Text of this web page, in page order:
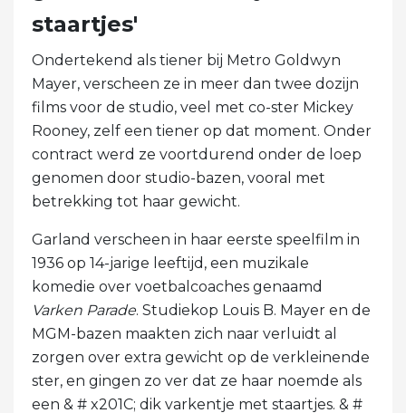
staartjes'
Ondertekend als tiener bij Metro Goldwyn
Mayer, verscheen ze in meer dan twee dozijn
films voor de studio, veel met co-ster Mickey
Rooney, zelf een tiener op dat moment. Onder
contract werd ze voortdurend onder de loep
genomen door studio-bazen, vooral met
betrekking tot haar gewicht.
Garland verscheen in haar eerste speelfilm in
1936 op 14-jarige leeftijd, een muzikale
komedie over voetbalcoaches genaamd
Varken Parade. Studiekop Louis B. Mayer en de
MGM-bazen maakten zich naar verluidt al
zorgen over extra gewicht op de verkleinende
ster, en gingen zo ver dat ze haar noemde als
een & # x201C; dik varkentje met staartjes. & #